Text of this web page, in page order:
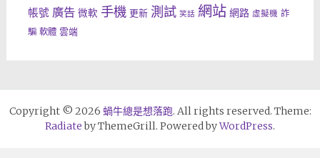
帳號 廣告 微軟 手機 更新 測試 笑話 網站 網路 虛擬機 詐
騙 軟體 雲端
Copyright © 2026 蝸牛總是想落跑. All rights reserved. Theme:
Radiateby ThemeGrill. Powered byWordPress.